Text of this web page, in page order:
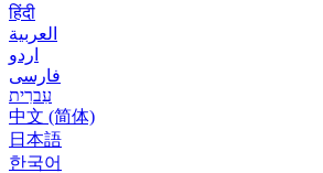
हिंदी
العربية
اردو
فارسی
עִברִית
中文 (简体)
日本語
한국어